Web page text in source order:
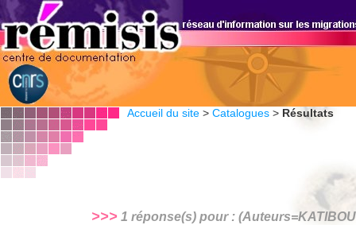
Accueil du site > Catalogues > Résultats
>>> 1 réponse(s) pour : (Auteurs=